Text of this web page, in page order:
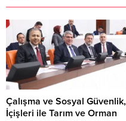
Çalışma ve Sosyal Güvenlik,
İçişleri ile Tarım ve Orman